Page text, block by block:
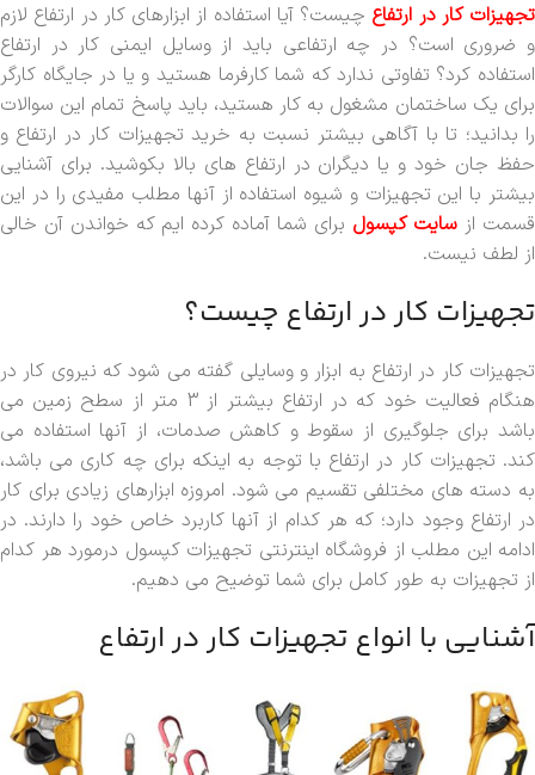
تجهیزات کار در ارتفاع چیست؟ آیا استفاده از ابزارهای کار در ارتفاع لازم
و ضروری است؟ در چه ارتفاعی باید از وسایل ایمنی کار در ارتفاع
استفاده کرد؟ تفاوتی ندارد که شما کارفرما هستید و یا در جایگاه کارگر
برای یک ساختمان مشغول به کار هستید، باید پاسخ تمام این سوالات
را بدانید؛ تا با آگاهی بیشتر نسبت به خرید تجهیزات کار در ارتفاع و
حفظ جان خود و یا دیگران در ارتفاع های بالا بکوشید. برای آشنایی
بیشتر با این تجهیزات و شیوه استفاده از آنها مطلب مفیدی را در این
قسمت از سایت کپسول برای شما آماده کرده ایم که خواندن آن خالی
از لطف نیست.
تجهیزات کار در ارتفاع چیست؟
تجهیزات کار در ارتفاع به ابزار و وسایلی گفته می شود که نیروی کار در
هنگام فعالیت خود که در ارتفاع بیشتر از 3 متر از سطح زمین می
باشد برای جلوگیری از سقوط و کاهش صدمات، از آنها استفاده می
کند. تجهیزات کار در ارتفاع با توجه به اینکه برای چه کاری می باشد،
به دسته های مختلفی تقسیم می شود. امروزه ابزارهای زیادی برای کار
در ارتفاع وجود دارد؛ که هر کدام از آنها کاربرد خاص خود را دارند. در
ادامه این مطلب از فروشگاه اینترنتی تجهیزات کپسول درمورد هر کدام
از تجهیزات به طور کامل برای شما توضیح می دهیم.
آشنایی با انواع تجهیزات کار در ارتفاع